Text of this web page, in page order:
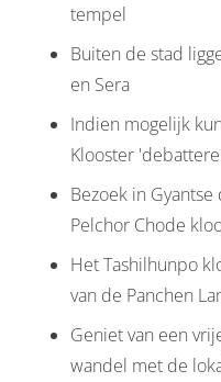
tempel
Buiten de stad
en Sera
Indien mogelijk
Klooster
Bezoek in
Pelchor Chode
Het Tashilhunpo
van de Panchen
Geniet van een
wandel met de